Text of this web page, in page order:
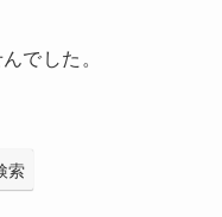
でした。
索